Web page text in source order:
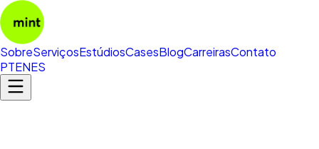
SobreServiçosEstúdiosCasesBlogCarreirasContato
PTENES